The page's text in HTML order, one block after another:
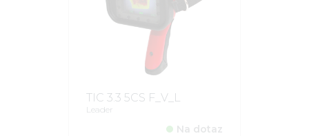
TIC 3.3 5CS F_V_L
Leader
Na dotaz